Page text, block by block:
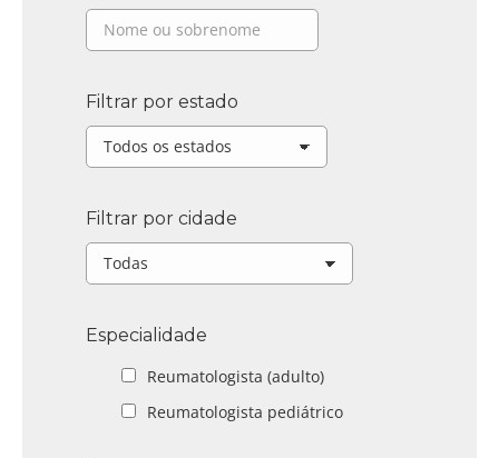
Filtrar por estado
Filtrar por cidade
Especialidade
Reumatologista (adulto)
Reumatologista pediátrico